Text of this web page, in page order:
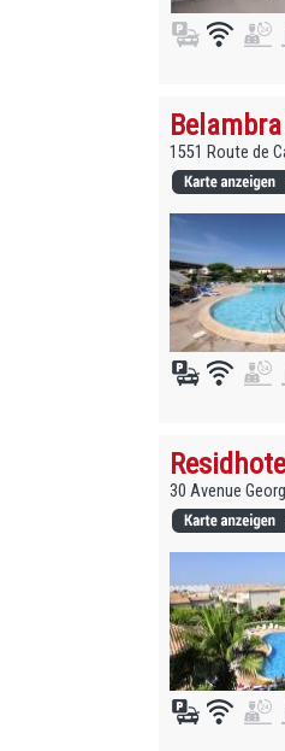
1551 Route de
30 Avenue